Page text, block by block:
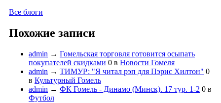
Все блоги
Похожие записи
admin → Гомельская торговля готовится осыпать
покупателей скидками 0 в Новости Гомеля
admin → ТИМУР: "Я читал рэп для Пэрис Хилтон" 0
в Культурный Гомель
admin → ФК Гомель - Динамо (Минск). 17 тур. 1-2 0 в
Футбол